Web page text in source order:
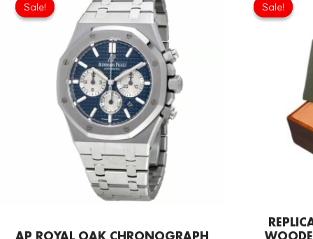
Sale!
Sale!
was:
£344.00.
is:
£239.08.
Sale!
Sale!